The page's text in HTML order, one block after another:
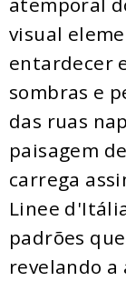
visual
entardecer
sombras e
das ruas
paisagem
carrega
Linee
padrões
revelando a